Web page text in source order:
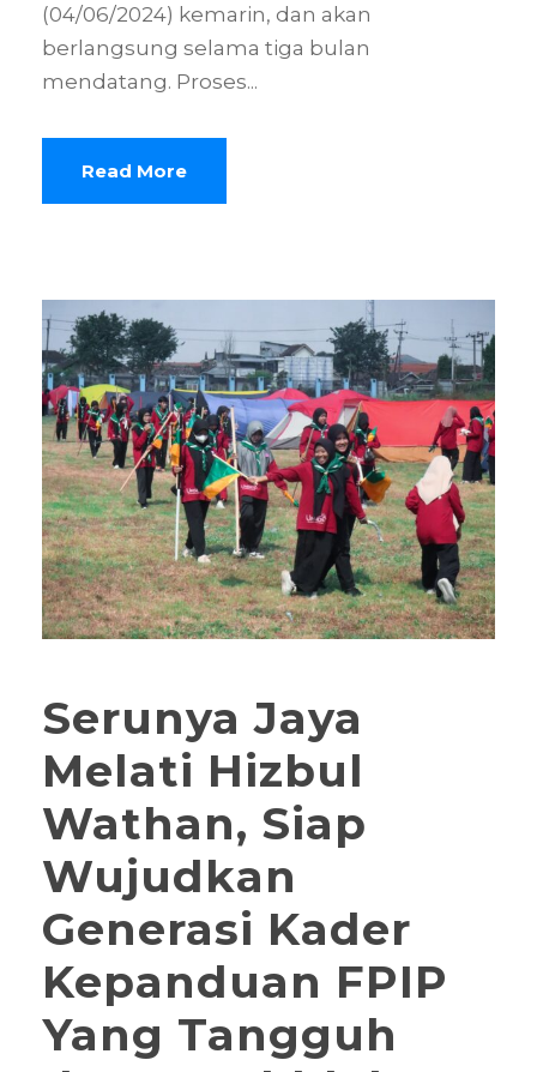
(04/06/2024) kemarin, dan akan
berlangsung selama tiga bulan
mendatang. Proses...
Read More
Serunya Jaya
Melati Hizbul
Wathan, Siap
Wujudkan
Generasi Kader
Kepanduan FPIP
Yang Tangguh